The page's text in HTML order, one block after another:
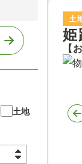
土地
土